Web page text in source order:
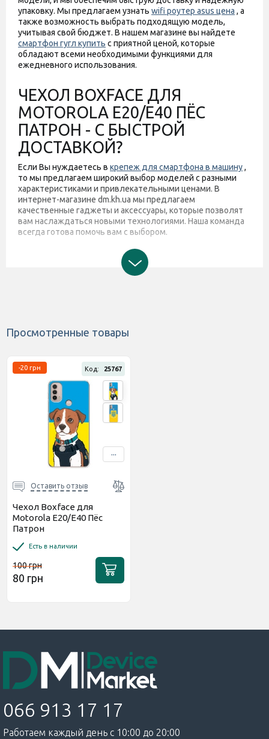
упаковку. Мы предлагаем узнать wifi роутер asus цена , а
также возможность выбрать подходящую модель,
учитывая свой бюджет. В нашем магазине вы найдете
смартфон гугл купить с приятной ценой, которые
обладают всеми необходимыми функциями для
ежедневного использования.
ЧЕХОЛ BOXFACE ДЛЯ
MOTOROLA E20/E40 ПЁС
ПАТРОН - С БЫСТРОЙ
ДОСТАВКОЙ?
Если Вы нуждаетесь в крепеж для смартфона в машину,
то мы предлагаем широкий выбор моделей с разными
характеристиками и привлекательными ценами. В
интернет-магазине dm.kh.ua мы предлагаем
качественные гаджеты и аксессуары, которые позволят
вам наслаждаться новыми технологиями. Наша команда
всегда готова помочь вам с выбором.
Просмотренные товары
...
Код: 25767
-20 грн
Оставить отзыв
Чехол Boxface для
Motorola E20/E40 Пёс
Патрон
Есть в наличии
100 грн
80 грн
066 913 17 17
Работаем каждый день с 10:00 до 20:00